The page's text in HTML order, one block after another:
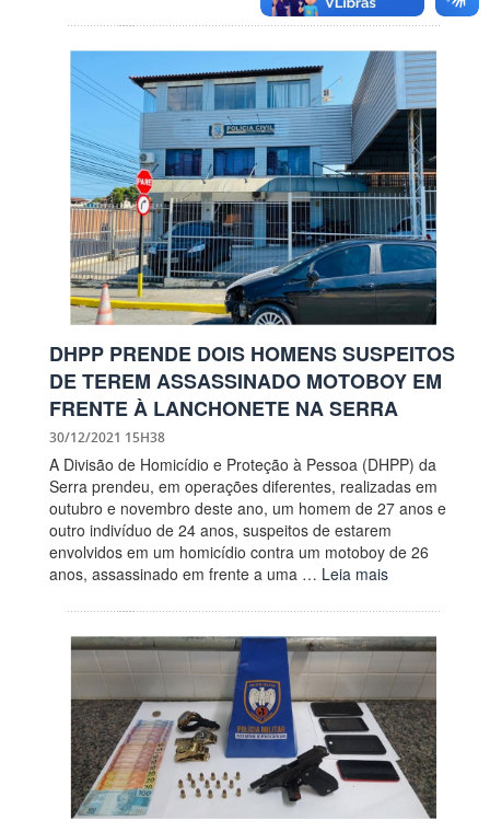
DHPP PRENDE DOIS HOMENS SUSPEITOS
DE TEREM ASSASSINADO MOTOBOY EM
FRENTE À LANCHONETE NA SERRA
30/12/2021 15H38
A Divisão de Homicídio e Proteção à Pessoa (DHPP) da
Serra prendeu, em operações diferentes, realizadas em
outubro e novembro deste ano, um homem de 27 anos e
outro indivíduo de 24 anos, suspeitos de estarem
envolvidos em um homicídio contra um motoboy de 26
anos, assassinado em frente a uma … Leia mais